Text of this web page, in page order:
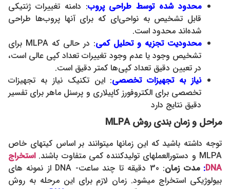
محدود شده توسط طراحی پروب: دامنه تغییرات ژنتیکی
قابل تشخیص به نواحی‌ای که برای آنها پروب‌ها طراحی
شده‌اند محدود است.
محدودیت تجزیه و تحلیل کمی
: در حالی که MLPA برای
تشخیص وجود یا عدم وجود تغییرات تعداد کپی عالی است،
در تعیین دقیق تعداد کپی‌ها کمتر دقیق است.
نیاز به تجهیزات تخصصی: این تکنیک نیاز به تجهیزات
تخصصی برای الکتروفورز کاپیلاری و پرسنل ماهر برای تفسیر
دقیق نتایج دارد
مراحل و زمان بندی روش MLPA
توجه داشته باشید که این زمانها میتوانند بر اساس کیتهای خاص
MLPA و دستورالعملهای تولیدکننده کمی متفاوت باشند.
استخراج
DNA
:مدت زمان
: 30 دقیقه تا چند ساعت- DNA از نمونه های
بیولوژیکی استخراج میشود. زمان لازم برای این مرحله به روش